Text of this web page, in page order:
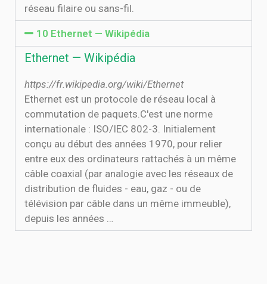
réseau filaire ou sans-fil.
10 Ethernet — Wikipédia
Ethernet — Wikipédia
https://fr.wikipedia.org/wiki/Ethernet
Ethernet est un protocole de réseau local à
commutation de paquets.C'est une norme
internationale : ISO/IEC 802-3. Initialement
conçu au début des années 1970, pour relier
entre eux des ordinateurs rattachés à un même
câble coaxial (par analogie avec les réseaux de
distribution de fluides - eau, gaz - ou de
télévision par câble dans un même immeuble),
depuis les années …